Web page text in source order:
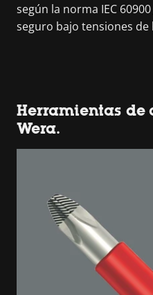
según la norma IEC
seguro bajo tensiones de
Herramientas
Wera.